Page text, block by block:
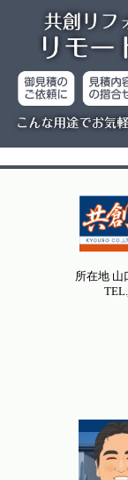
所在地 山
TEL.